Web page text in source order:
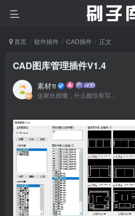
首页 软件插件 CAD插件 正文
CAD图库管理插件V1.4
素材π
这家伙很懒，什么都没有写...